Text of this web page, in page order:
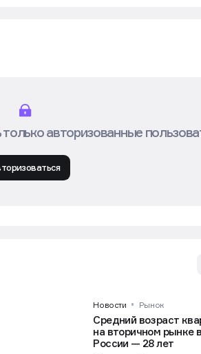
авторизованные
Новости Рынок
Средний возраст
на вторичном рынке
России — 28 лет